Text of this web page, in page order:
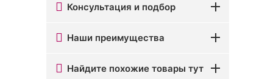
Консультация и подбор
Наши преимущества
Найдите похожие товары тут